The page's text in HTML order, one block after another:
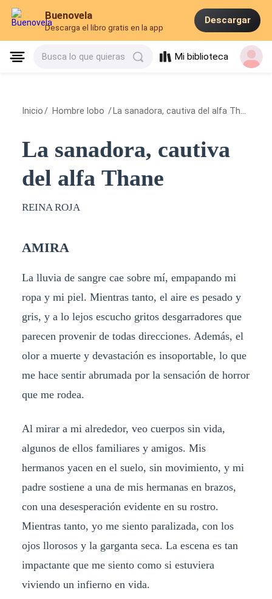
Buenovela
Descarga el libro gratis en la app
Descargar
Busca lo que quieras Mi biblioteca
Inicio / Hombre lobo / La sanadora, cautiva del alfa Thane
La sanadora, cautiva
del alfa Thane
REINA ROJA
AMIRA
La lluvia de sangre cae sobre mí, empapando mi
ropa y mi piel. Mientras tanto, el aire es pesado y
gris, y a lo lejos escucho gritos desgarradores que
parecen provenir de todas direcciones. Además, el
olor a muerte y devastación es insoportable, lo que
me hace sentir abrumada por la sensación de horror
que me rodea.
Al mirar a mi alrededor, veo cuerpos sin vida,
algunos de ellos familiares y amigos. Mis
hermanos yacen en el suelo, sin movimiento, y mi
padre sostiene a una de mis hermanas en brazos,
con una desesperación evidente en su rostro.
Mientras tanto, yo me siento paralizada, con los
ojos llorosos y la garganta seca. La escena es tan
impactante que me siento como si estuviera
viviendo un infierno en vida.